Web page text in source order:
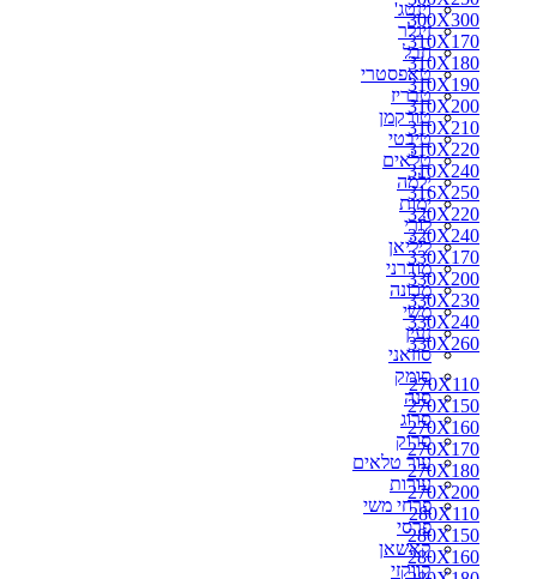
וינטג'
זיגלר
חבל
טאפסטרי
טבריז
טורקמן
טיבטי
טלאים
ילמה
ימות
לורי
ליליאן
מודרני
מכונה
משי
נעין
סוזאני
סומק
סנה
סרוג
סרוק
עור טלאים
עורות
פרחי משי
פרסי
קאשאן
קווקזי
300X300
310X170
310X180
310X190
310X200
310X210
310X220
310X240
316X250
320X220
320X240
330X170
330X200
330X230
330X240
330X260
270X110
270X150
270X160
270X170
270X180
270X200
280X110
280X150
280X160